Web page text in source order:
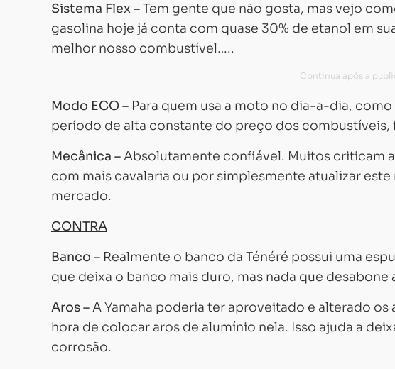
Sistema Flex –Tem gente que não gosta, mas vejo
gasolina hoje já conta com quase 30% de etanol em
melhor nosso combustível…..
Modo ECO – Para quem usa a moto no dia-a-dia,
período de alta constante do preço dos combustíveis,
Mecânica –Absolutamente confiável. Muitos criticam
com mais cavalaria ou por simplesmente atualizar
mercado.
CONTRA
Banco – Realmente o banco da Ténéré possui uma
que deixa o banco mais duro, mas nada que desabone
Aros –A Yamaha poderia ter aproveitado e alterado os
hora de colocar aros de alumínio nela. Isso ajuda a
corrosão.